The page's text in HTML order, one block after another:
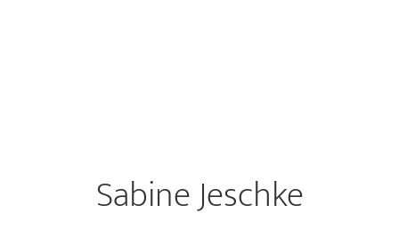
Sabine Jeschke